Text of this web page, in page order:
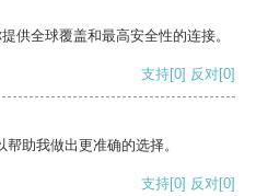
供全球覆盖和最高安全性的连接。
支持[0] 反对[0]
助我做出更准确的选择。
支持[0] 反对[0]